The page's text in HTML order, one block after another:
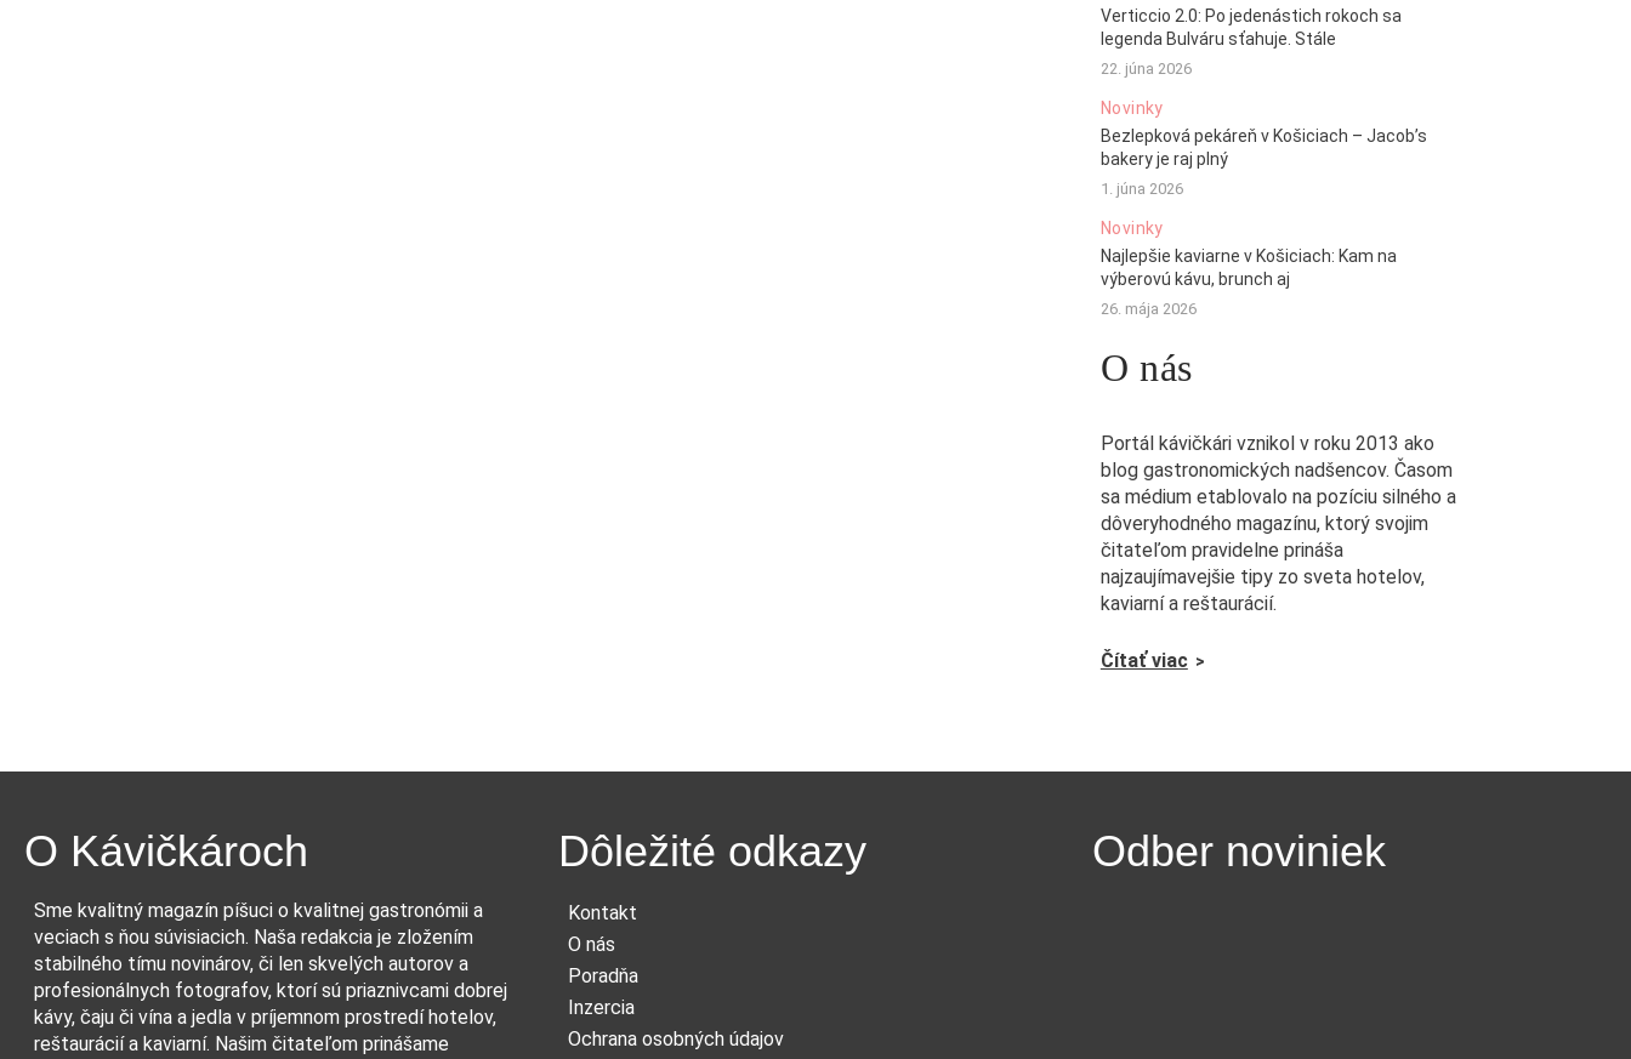
Verticcio 2.0: Po jedenástich rokoch sa
legenda Bulváru sťahuje. Stále
22. júna 2026
Novinky
Bezlepková pekáreň v Košiciach – Jacob’s
bakery je raj plný
1. júna 2026
Novinky
Najlepšie kaviarne v Košiciach: Kam na
výberovú kávu, brunch aj
26. mája 2026
O nás
Portál kávičkári vznikol v roku 2013 ako
blog gastronomických nadšencov. Časom
sa médium etablovalo na pozíciu silného a
dôveryhodného magazínu, ktorý svojim
čitateľom pravidelne prináša
najzaujímavejšie tipy zo sveta hotelov,
kaviarní a reštaurácií.
Čítať viac
O Kávičkároch
Sme kvalitný magazín píšuci o kvalitnej gastronómii a
veciach s ňou súvisiacich. Naša redakcia je zložením
stabilného tímu novinárov, či len skvelých autorov a
profesionálnych fotografov, ktorí sú priaznivcami dobrej
kávy, čaju či vína a jedla v príjemnom prostredí hotelov,
reštaurácií a kaviarní. Našim čitateľom prinášame
Dôležité odkazy
Kontakt
O nás
Poradňa
Inzercia
Ochrana osobných údajov
Odber noviniek